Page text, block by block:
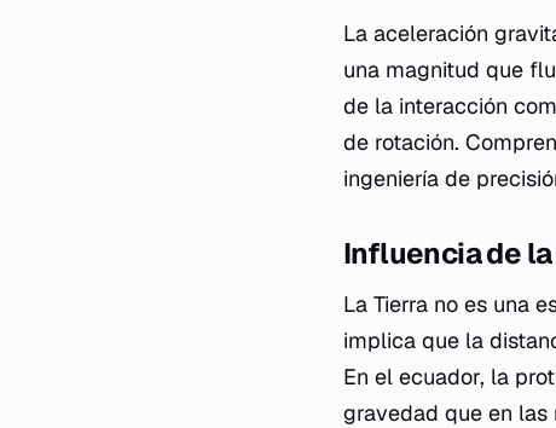
La aceleración
una magnitud que
de la interacción
de rotación.
ingeniería de
Influencia de
La Tierra no es una
implica que la
En el ecuador, la
gravedad que en